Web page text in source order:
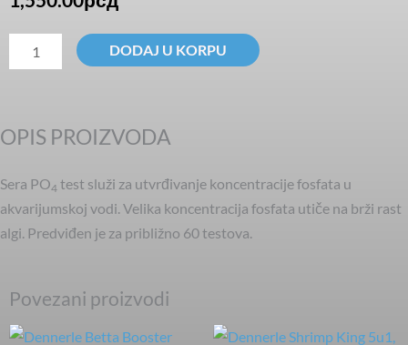
SERA
PO4-
DODAJ U KORPU
OPIS PROIZVODA
Sera PO4 test služi za utvrđivanje koncentracije fosfata u
akvarijumskoj vodi. Velika koncentracija fosfata utiče na brži rast
algi. Predviđen je za približno 60 testova.
Povezani proizvodi